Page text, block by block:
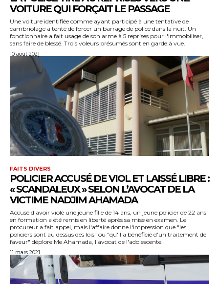
VOITURE QUI FORÇAIT LE PASSAGE
Une voiture identifiée comme ayant participé à une tentative de
cambriolage a tenté de forcer un barrage de police dans la nuit. Un
fonctionnaire a fait usage de son arme à 5 reprises pour l'immobiliser,
sans faire de blessé. Trois voleurs présumés sont en garde à vue.
10 août 2021
FAITS DIVERS
POLICIER ACCUSÉ DE VIOL ET LAISSÉ LIBRE :
« SCANDALEUX » SELON L’AVOCAT DE LA
VICTIME NADJIM AHAMADA
Accusé d'avoir violé une jeune fille de 14 ans, un jeune policier de 22 ans
en formation a été remis en liberté après sa mise en examen. Le
procureur a fait appel, mais l'affaire donne l'impression que "les
policiers sont au dessus des lois" ou "qu'il a bénéficié d'un traitement de
faveur" déplore Me Ahamada, l'avocat de l'adolescente.
11 mars 2021